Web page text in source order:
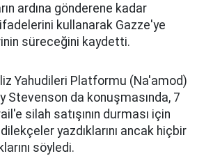
ardına gönderene kadar
kullanarak Gazze'ye
süreceğini kaydetti.
Yahudileri Platformu (Na'amod)
Stevenson da konuşmasında, 7
silah satışının durması için
yazdıklarını ancak hiçbir
söyledi.